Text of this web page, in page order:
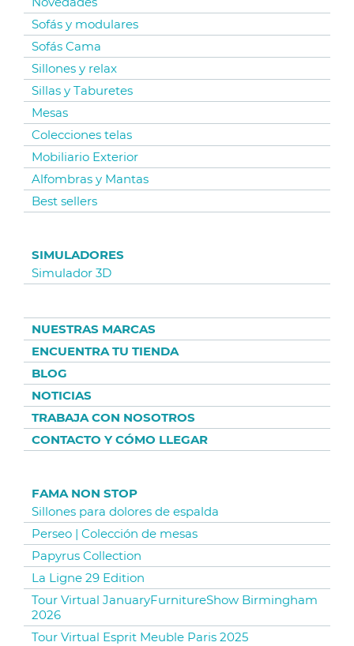
Sofás y modulares
Sofás Cama
Sillones y relax
Sillas y Taburetes
Mesas
Colecciones telas
Mobiliario Exterior
Alfombras y Mantas
Best sellers
SIMULADORES
Simulador 3D
NUESTRAS MARCAS
ENCUENTRA TU TIENDA
BLOG
NOTICIAS
TRABAJA CON NOSOTROS
CONTACTO Y CÓMO LLEGAR
FAMA NON STOP
Sillones para dolores de espalda
Perseo | Colección de mesas
Papyrus Collection
La Ligne 29 Edition
Tour Virtual JanuaryFurnitureShow Birmingham
2026
Tour Virtual Esprit Meuble Paris 2025